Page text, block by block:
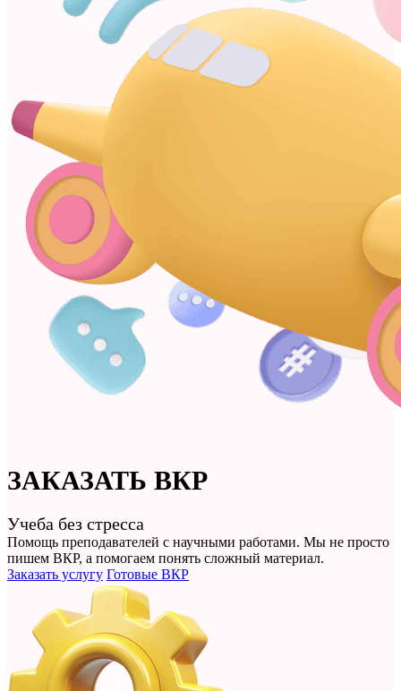
ЗАКАЗАТЬ ВКР
Учеба без стресса
Помощь преподавателей с научными работами. Мы не просто
пишем ВКР, а помогаем понять сложный материал.
Заказать услугу Готовые ВКР